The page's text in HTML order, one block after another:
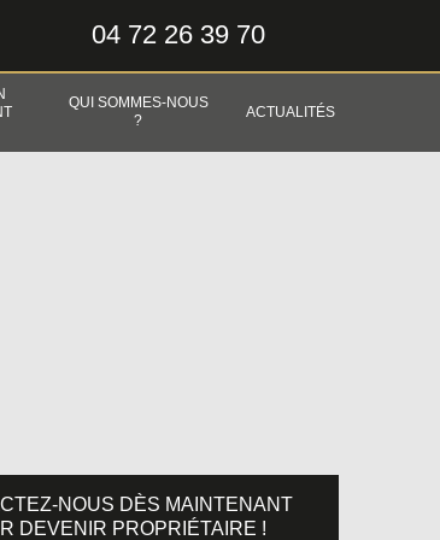
04 72 26 39 70
QUI SOMMES-NOUS
?
ACTUALITÉS
NOUS DÈS MAINTENANT
DEVENIR PROPRIÉTAIRE !